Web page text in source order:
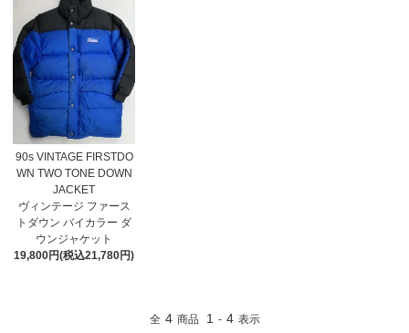
90s VINTAGE FIRSTDO
WN TWO TONE DOWN
JACKET
ヴィンテージ ファース
トダウン バイカラー ダ
ウンジャケット
19,800円(税込21,780円)
全 4 商品 1 - 4 表示